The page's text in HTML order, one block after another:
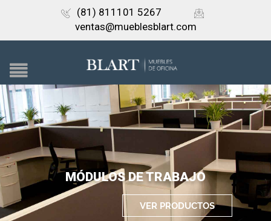
(81) 811101 5267
ventas@mueblesblart.com
VER PRODUCTOS
MÓDULOS DE TRABAJO